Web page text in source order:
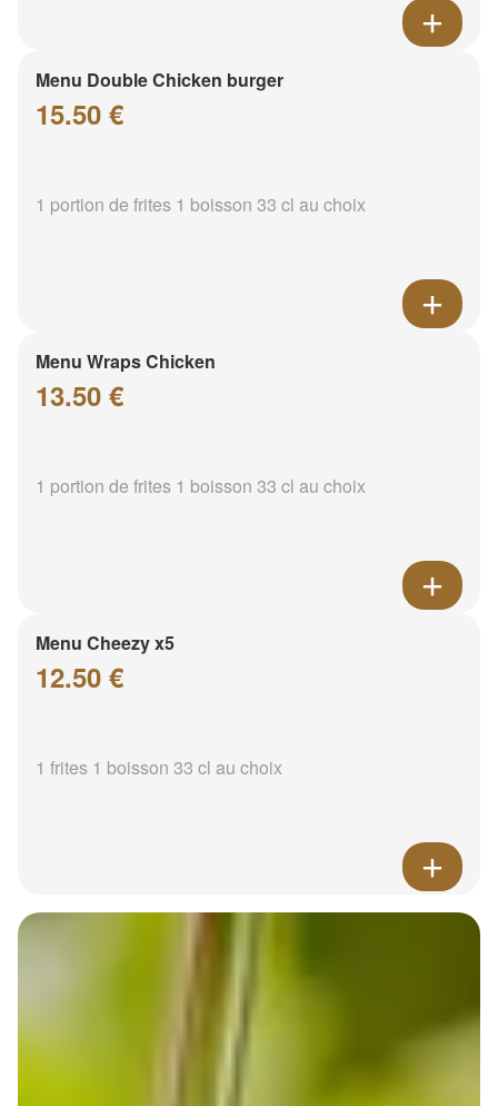
Menu Double Chicken burger
15.50 €
1 portion de frites 1 boisson 33 cl au choix
Menu Wraps Chicken
13.50 €
1 portion de frites 1 boisson 33 cl au choix
Menu Cheezy x5
12.50 €
1 frites 1 boisson 33 cl au choix